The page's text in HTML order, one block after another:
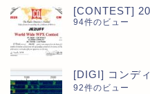
[CONTEST]
94件のビュー
[DIGI] コンデ
92件のビュー